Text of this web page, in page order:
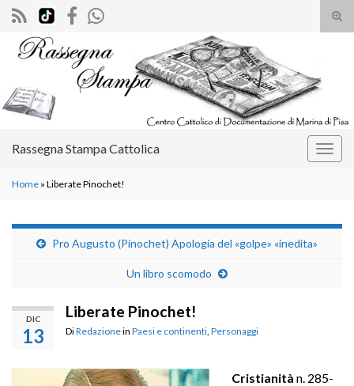
il
Search for:
Rassegna Stampa Cattolica
Home » Liberate Pinochet!
Pro Augusto (Pinochet) Apologia del «golpe» «inedita»
Un libro scomodo
DIC
13
Liberate Pinochet!
DiRedazionein Paesi e continenti Personaggi
Cristianità n. 285-